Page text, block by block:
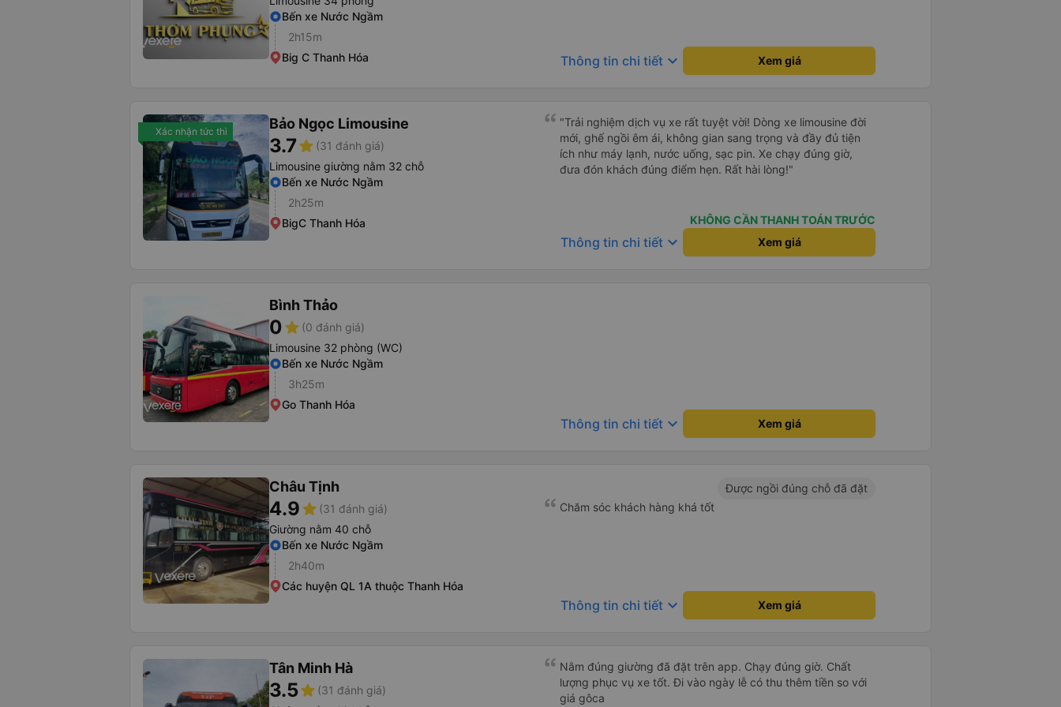
Bến xe Nước Ngầm
2h15m
Big C Thanh Hóa
Thông tin chi tiết keyboard_arrow_down Xem giá
Xác nhận tức thì Bảo Ngọc Limousine
3.7star (31 đánh giá)
Limousine giường nằm 32 chỗ
Bến xe Nước Ngầm
2h25m
BigC Thanh Hóa
"Trải nghiệm dịch vụ xe rất tuyệt vời! Dòng xe limousine đời
mới, ghế ngồi êm ái, không gian sang trọng và đầy đủ tiện
ích như máy lạnh, nước uống, sạc pin. Xe chạy đúng giờ,
đưa đón khách đúng điểm hẹn. Rất hài lòng!"
KHÔNG CẦN THANH TOÁN TRƯỚC
Thông tin chi tiết keyboard_arrow_down Xem giá
Bình Thảo
0star (0 đánh giá)
Limousine 32 phòng (WC)
Bến xe Nước Ngầm
3h25m
Go Thanh Hóa
Thông tin chi tiết keyboard_arrow_down Xem giá
Châu Tịnh
4.9star (31 đánh giá)
Giường nằm 40 chỗ
Bến xe Nước Ngầm
2h40m
Các huyện QL 1A thuộc Thanh Hóa
Được ngồi đúng chỗ đã đặt
Chăm sóc khách hàng khá tốt
Thông tin chi tiết keyboard_arrow_down Xem giá
Tân Minh Hà
3.5star (31 đánh giá)
Nằm đúng giường đã đặt trên app. Chạy đúng giờ. Chất
lượng phục vụ xe tốt. Đi vào ngày lễ có thu thêm tiền so với
giá gôca